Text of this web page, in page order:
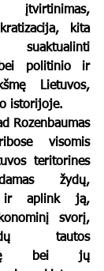
įtvirtinimas,
kita
bei politinio ir
Lietuvos,
istorijoje.
visomis
teritorines
žydų,
ir aplink ją,
svorį,
tautos
bei jų